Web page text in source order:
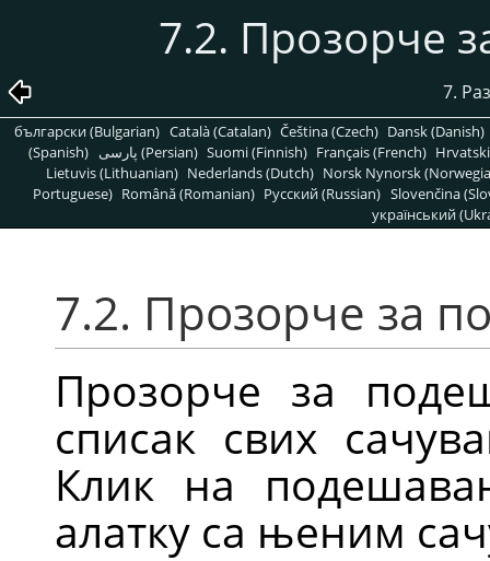
7.2. Прозорче
7.
български (Bulgarian) Català (Catalan) Čeština (Czech) Dansk (Danish)
(Spanish)
پارسی (Persian) Suomi (Finnish) Français (French)
Lietuvis (Lithuanian) Nederlands (Dutch) Norsk Nynorsk
Portuguese) Română (Romanian) Pусский (Russian) Slovenčina
український
7.2. Прозорче за
Прозорче за
списак свих
Клик на
алатку са њеним